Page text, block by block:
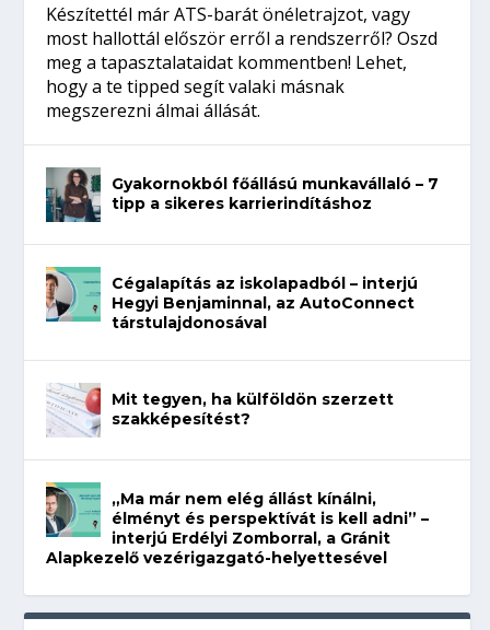
Készítettél már ATS-barát önéletrajzot, vagy
most hallottál először erről a rendszerről? Oszd
meg a tapasztalataidat kommentben! Lehet,
hogy a te tipped segít valaki másnak
megszerezni álmai állását.
Gyakornokból főállású munkavállaló – 7
tipp a sikeres karrierindításhoz
Cégalapítás az iskolapadból – interjú
Hegyi Benjaminnal, az AutoConnect
társtulajdonosával
Mit tegyen, ha külföldön szerzett
szakképesítést?
„Ma már nem elég állást kínálni,
élményt és perspektívát is kell adni” –
interjú Erdélyi Zomborral, a Gránit
Alapkezelő vezérigazgató-helyettesével